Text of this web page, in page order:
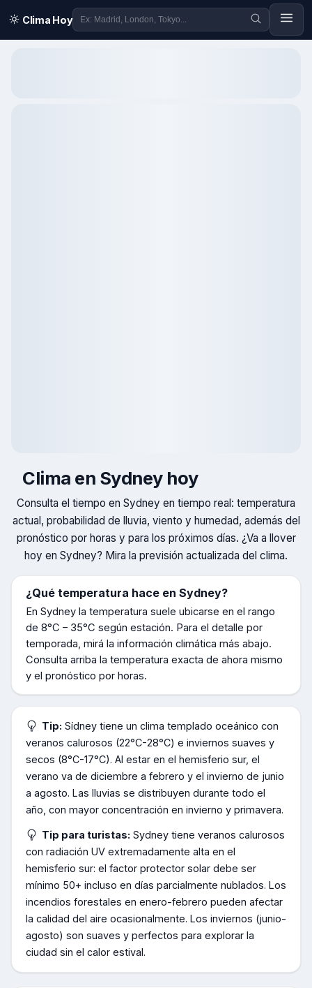
Clima Hoy
Clima en Sydneyhoy
Consulta el tiempo en Sydney en tiempo real: temperatura
actual, probabilidad de lluvia, viento y humedad, además del
pronóstico por horas y para los próximos días. ¿Va a llover
hoy en Sydney? Mira la previsión actualizada del clima.
¿Qué temperatura hace en Sydney?
En Sydney la temperatura suele ubicarse en el rango
de 8°C – 35°C según estación. Para el detalle por
temporada, mirá la información climática más abajo.
Consulta arriba la temperatura exacta de ahora mismo
y el pronóstico por horas.
Tip: Sídney tiene un clima templado oceánico con
veranos calurosos (22°C-28°C) e inviernos suaves y
secos (8°C-17°C). Al estar en el hemisferio sur, el
verano va de diciembre a febrero y el invierno de junio
a agosto. Las lluvias se distribuyen durante todo el
año, con mayor concentración en invierno y primavera.
Tip para turistas: Sydney tiene veranos calurosos
con radiación UV extremadamente alta en el
hemisferio sur: el factor protector solar debe ser
mínimo 50+ incluso en días parcialmente nublados. Los
incendios forestales en enero-febrero pueden afectar
la calidad del aire ocasionalmente. Los inviernos (junio-
agosto) son suaves y perfectos para explorar la
ciudad sin el calor estival.